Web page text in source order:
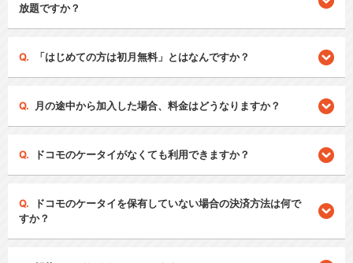
放題ですか？
「はじめての方は初月無料」とはなんですか？
月の途中から加入した場合、料金はどうなりますか？
ドコモのケータイがなくても利用できますか？
ドコモのケータイを保有していない場合の決済方法は何で
すか？